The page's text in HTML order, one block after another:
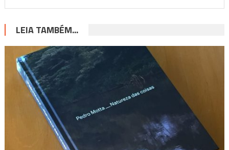
LEIA TAMBÉM...